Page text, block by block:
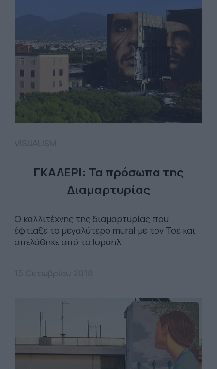
ΓΚΑΛΕΡΙ: Τα πρόσωπα της
Διαμαρτυρίας
Ο καλλιτέχνης της διαμαρτυρίας που
έφτιαξε το μεγαλύτερο mural με τον Τσε και
απελάθηκε από το Ισραήλ